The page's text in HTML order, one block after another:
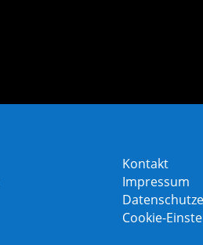
Kontakt
Impressum
Cookie-